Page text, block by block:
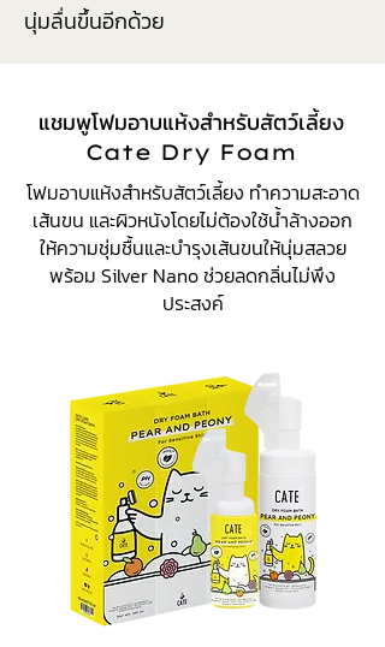
นุ่มลื่นขึ้นอีกด้วย
แชมพูโฟมอาบแห้งสำหรับสัตว์เลี้ยง
Cate Dry Foam
โฟมอาบแห้งสำหรับสัตว์เลี้ยง ทำความสะอาด
เส้นขน และผิวหนังโดยไม่ต้องใช้น้ำล้างออก
ให้ความชุ่มชื้นและบำรุงเส้นขนให้นุ่มสลวย
พร้อม Silver Nano ช่วยลดกลิ่นไม่พึง
ประสงค์